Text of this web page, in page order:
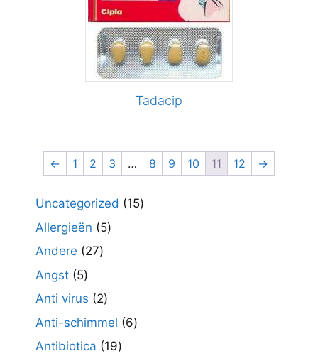
Tadacip
← 1 2 3 … 8 9 10 11 12 →
Uncategorized 1515
Allergieën 55
Andere 2727
Angst 55
producten
Anti virus 22
producten
Anti-schimmel 66
Antibiotica 1919